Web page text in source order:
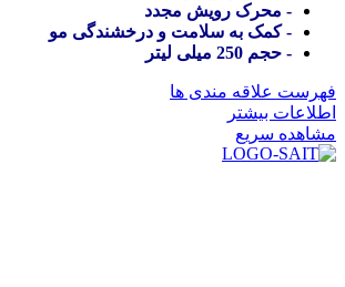
- محرک رویش مجدد
- کمک به سلامت و درخشندگی مو
- حجم 250 میلی لیتر
فهرست علاقه مندی ها
اطلاعات بیشتر
مشاهده سریع